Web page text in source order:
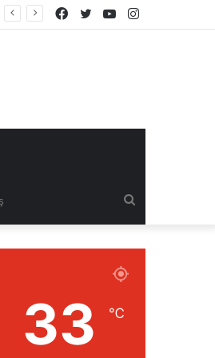
Instagram
YouTube
Twitter
Facebook
33 ℃